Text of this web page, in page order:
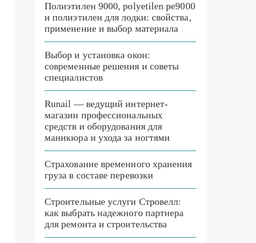
Полиэтилен 9000, polyetilen pe9000
и полиэтилен для лодки: свойства,
применение и выбор материала
Выбор и установка окон:
современные решения и советы
специалистов
Runail — ведущий интернет-
магазин профессиональных
средств и оборудования для
маникюра и ухода за ногтями
Страхование временного хранения
груза в составе перевозки
Строительные услуги Стровелл:
как выбрать надежного партнера
для ремонта и строительства